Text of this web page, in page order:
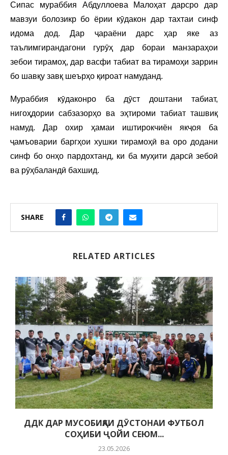
Сипас мураббия Абдуллоева Малоҳат дарсро дар
мавзуи болозикр бо ёрии кӯдакон дар тахтаи синф
идома дод. Дар ҷараёни дарс ҳар яке аз
таълимгирандагони гурӯҳ дар бораи манзараҳои
зебои тирамоҳ, дар васфи табиат ва тирамоҳи заррин
бо шавқу завқ шеърҳо қироат намуданд.
Мураббия кӯдаконро ба дӯст доштани табиат,
нигоҳдории сабзазорҳо ва эҳтироми табиат ташвиқ
намуд. Дар охир ҳамаи иштирокчиён якҷоя ба
ҷамъоварии баргҳои хушки тирамоҳӣ ва оро додани
синф бо онҳо пардохтанд, ки ба муҳити дарсӣ зебоӣ
ва рӯҳбаландӣ бахшид.
SHARE
RELATED ARTICLES
ДДК ДАР МУСОБИҚАИ ДӮСТОНАИ ФУТБОЛ
СОҲИБИ ҶОЙИ СЕЮМ...
23.05.2026